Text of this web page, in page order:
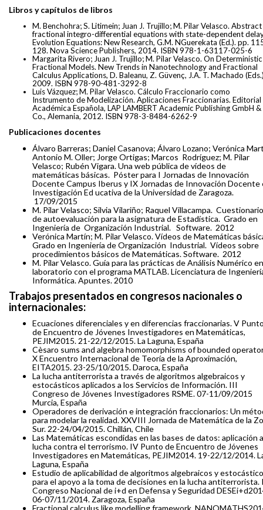
Libros y capítulos de libros
M. Benchohra; S. Litimein; Juan J. Trujillo; M. Pilar Velasco. Abstract
fractional integro-differential equations with state-dependent
Evolution Equations: New Research, G.M. NGuerekata (Ed.). pp.
128. Nova Science Publishers, 2014. ISBN 978-1-63117-025-6
Margarita Rivero; Juan J. Trujillo; M. Pilar Velasco. On Deterministic
Fractional Models. New Trends in Nanotechnology and Fractional
Calculus Applications, D. Baleanu, Z. Güvenç, J.A. T. Machado
2009. ISBN 978-90-481-3292-8
Luis Vázquez; M. Pilar Velasco. Cálculo Fraccionario como
Instrumento de Modelización. Aplicaciones Fraccionarias. Editorial
Académica Española, LAP LAMBERT Academic Publishing GmbH &
Co., Alemania, 2012. ISBN 978-3-8484-6262-9
Publicaciones docentes
Álvaro Barreras; Daniel Casanova; Álvaro Lozano; Verónica
Antonio M. Oller; Jorge Ortigas; Marcos Rodríguez; M. Pilar
Velasco; Rubén Vigara. Una web pública de vídeos de
matemáticas básicas. Póster para I Jornadas de Innovación
Docente Campus Iberus y IX Jornadas de Innovación Docente
Investigación Ed ucativa de la Universidad de Zaragoza.
17/09/2015
M. Pilar Velasco; Silvia Vilariño; Raquel Villacampa.
de autoevaluación para la asignatura de Estadística. Grado en
Ingeniería de Organización Industrial. Software. 2012
Verónica Martín; M. Pilar Velasco. Vídeos de Matemáticas
Grado en Ingeniería de Organización Industrial. Vídeos sobre
procedimientos básicos de Matemáticas. Software. 2012
M. Pilar Velasco. Guía para las prácticas de Análisis Numérico en
laboratorio con el programa MATLAB. Licenciatura de
Informática. Apuntes. 2010
Trabajos presentados en congresos nacionales o
internacionales:
Ecuaciones diferenciales y en diferencias fraccionarias. V
de Encuentro de Jóvenes Investigadores en Matemáticas,
PEJIM2015. 21-22/12/2015. La Laguna, España
Cèsaro sums and algebra homomorphisms of bounded
X Encuentro Internacional de Teoría de la Aproximación,
EITA2015. 23-25/10/2015. Daroca, España
La lucha antiterrorista a través de algoritmos algebraicos y
estocásticos aplicados a los Servicios de Información. III
Congreso de Jóvenes Investigadores RSME. 07-11/09/2015
Murcia, España
Operadores de derivación e integración fraccionarios: Un
para modelar la realidad. XXVIII Jornada de Matemática de la
Sur. 22-24/04/2015. Chillán, Chile
Las Matemáticas escondidas en las bases de datos: aplicación
lucha contra el terrorismo. IV Punto de Encuentro de Jóvenes
Investigadores en Matemáticas, PEJIM2014. 19-22/12/2014.
Laguna, España
Estudio de aplicabilidad de algoritmos algebraicos y
para el apoyo a la toma de decisiones en la lucha antiterrorista.
Congreso Nacional de i+d en Defensa y Seguridad
06-07/11/2014. Zaragoza, España